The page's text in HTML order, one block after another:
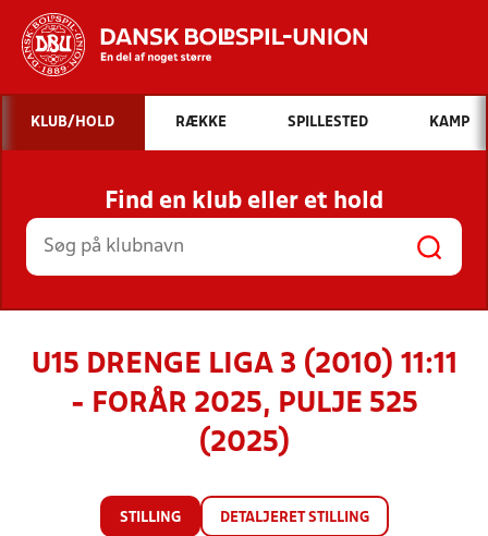
Hvad vil du søge efter?
INDHOLD OG NYHEDER
STILLINGER, RESULTATER, KLUBBER OG
HOLD
KLUB/HOLD RÆKKE SPILLESTED KAMP
Find en klub eller et hold
U15 DRENGE LIGA 3 (2010) 11:11
- FORÅR 2025, PULJE 525
(2025)
STILLING DETALJERET STILLING